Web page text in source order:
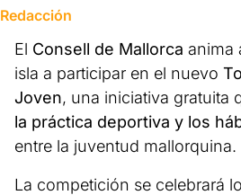
Redacción
El Consell de Mallorca anima
isla a participar en el nuevo
Joven, una iniciativa gratuita
la práctica deportiva y los
entre la juventud mallorquina.
La competición se celebrará